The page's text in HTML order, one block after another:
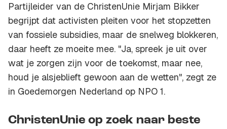
Partijleider van de ChristenUnie Mirjam Bikker
begrijpt dat activisten pleiten voor het stopzetten
van fossiele subsidies, maar de snelweg blokkeren,
daar heeft ze moeite mee. "Ja, spreek je uit over
wat je zorgen zijn voor de toekomst, maar nee,
houd je alsjeblieft gewoon aan de wetten", zegt ze
in Goedemorgen Nederland op NPO 1.
ChristenUnie op zoek naar beste